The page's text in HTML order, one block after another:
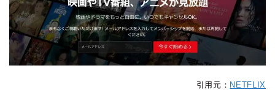
引用元： NETFLIX